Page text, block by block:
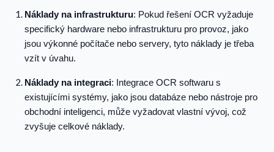
Náklady na infrastrukturu: Pokud řešení OCR vyžaduje
specifický hardware nebo infrastrukturu pro provoz, jako
jsou výkonné počítače nebo servery, tyto náklady je třeba
vzít v úvahu.
Náklady na integraci: Integrace OCR softwaru s
existujícími systémy, jako jsou databáze nebo nástroje pro
obchodní inteligenci, může vyžadovat vlastní vývoj, což
zvyšuje celkové náklady.